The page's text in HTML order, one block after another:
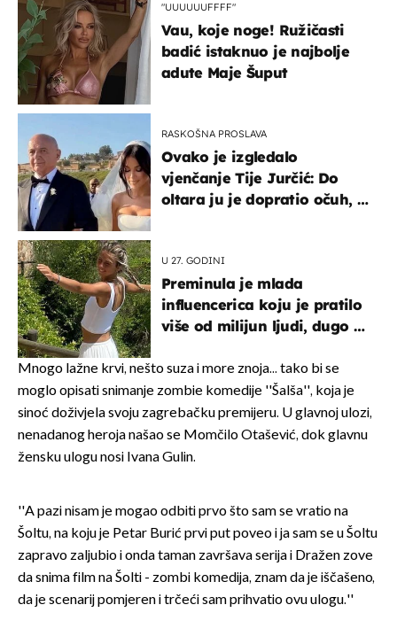
"UUUUUUFFFF"
Vau, koje noge! Ružičasti
badić istaknuo je najbolje
adute Maje Šuput
RASKOŠNA PROSLAVA
Ovako je izgledalo
vjenčanje Tije Jurčić: Do
oltara ju je dopratio očuh, a
U 27. GODINI
Preminula je mlada
influencerica koju je pratilo
više od milijun ljudi, dugo se
Mnogo lažne krvi, nešto suza i more znoja... tako bi se
moglo opisati snimanje zombie komedije ''Šalša'', koja je
sinoć doživjela svoju zagrebačku premijeru. U glavnoj ulozi,
nenadanog heroja našao se Momčilo Otašević, dok glavnu
žensku ulogu nosi Ivana Gulin.
''A pazi nisam je mogao odbiti prvo što sam se vratio na
Šoltu, na koju je Petar Burić prvi put poveo i ja sam se u Šoltu
zapravo zaljubio i onda taman završava serija i Dražen zove
da snima film na Šolti - zombi komedija, znam da je iščašeno,
da je scenarij pomjeren i trčeći sam prihvatio ovu ulogu.''